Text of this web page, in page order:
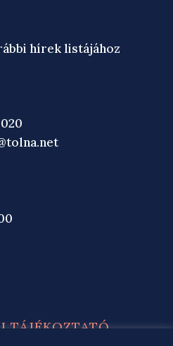
hírek listájához
TÁJÉKOZTATÓ